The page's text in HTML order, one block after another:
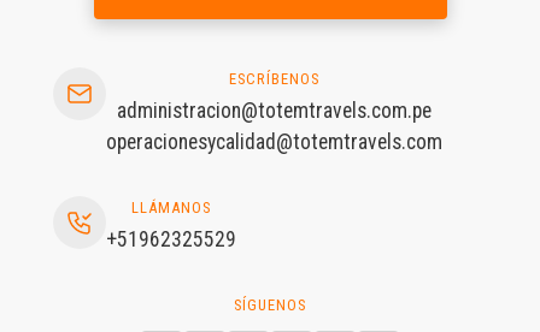
ESCRÍBENOS
administracion@totemtravels.com.pe
operacionesycalidad@totemtravels.com
LLÁMANOS
+51962325529
SÍGUENOS